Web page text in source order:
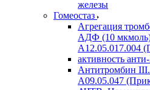
железы
Гомеостаз
Агрегация
АДФ (10
A12.05.017.004
активность
Антитромбин
A09.05.047